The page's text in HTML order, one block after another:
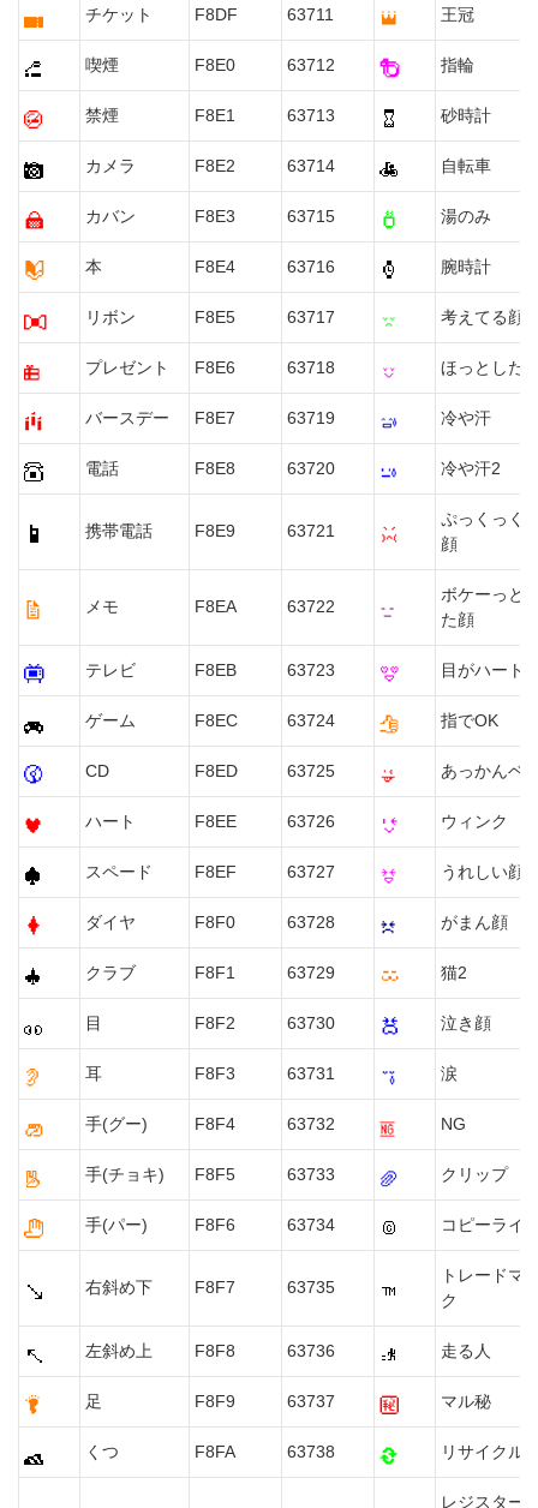
チケット F8DF 63711 王冠
喫煙 F8E0 63712 指輪
禁煙 F8E1 63713 砂時計
カメラ F8E2 63714 自転車
カバン F8E3 63715 湯のみ
本 F8E4 63716 腕時計
リボン F8E5 63717 考えてる顔
プレゼント F8E6 63718 ほっとした
バースデー F8E7 63719 冷や汗
電話 F8E8 63720 冷や汗2
携帯電話 F8E9 63721
ぷっくっく
顔
メモ F8EA 63722
ボケーっと
た顔
テレビ F8EB 63723 目がハート
ゲーム F8EC 63724 指でOK
CD F8ED 63725 あっかんベ
ハート F8EE 63726 ウィンク
スペード F8EF 63727 うれしい顔
ダイヤ F8F0 63728 がまん顔
クラブ F8F1 63729 猫2
目 F8F2 63730 泣き顔
耳 F8F3 63731 涙
手(グー) F8F4 63732 NG
手(チョキ) F8F5 63733 クリップ
手(パー) F8F6 63734 コピーライ
右斜め下 F8F7 63735
トレードマ
ク
左斜め上 F8F8 63736 走る人
足 F8F9 63737 マル秘
くつ F8FA 63738 リサイクル
レジスター